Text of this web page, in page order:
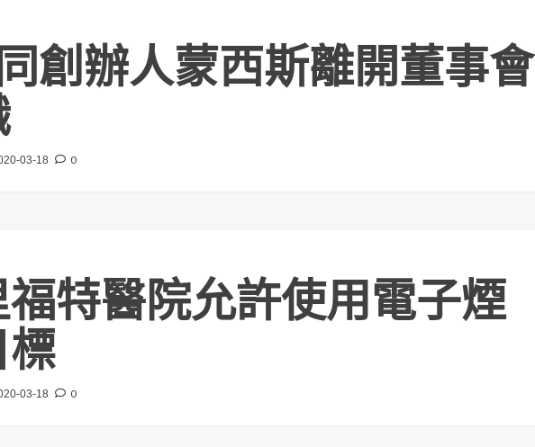
創辦人蒙西斯離開董事會
03-18 0
特醫院允許使用電子煙
標
03-18 0